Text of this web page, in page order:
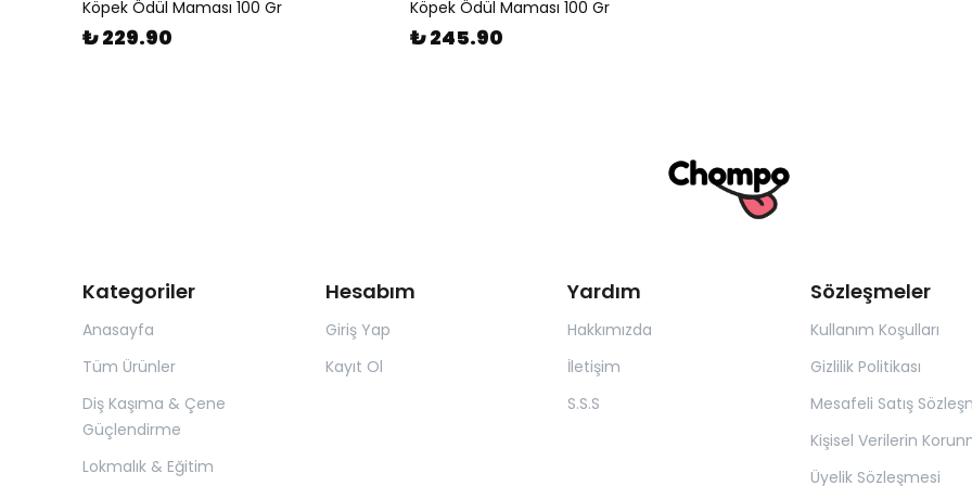
Köpek Ödül Maması 100 Gr
₺ 229.90
Köpek Ödül Maması 100 Gr
₺ 245.90
Kategoriler
Anasayfa
Tüm Ürünler
Diş Kaşıma & Çene
Güçlendirme
Lokmalık & Eğitim
Hesabım
Giriş Yap
Kayıt Ol
Yardım
Hakkımızda
İletişim
S.S.S
Sözleşmeler
Kullanım Koşulları
Gizlilik Politikası
Mesafeli Satış
Kişisel Verilerin
Üyelik Sözleşmesi